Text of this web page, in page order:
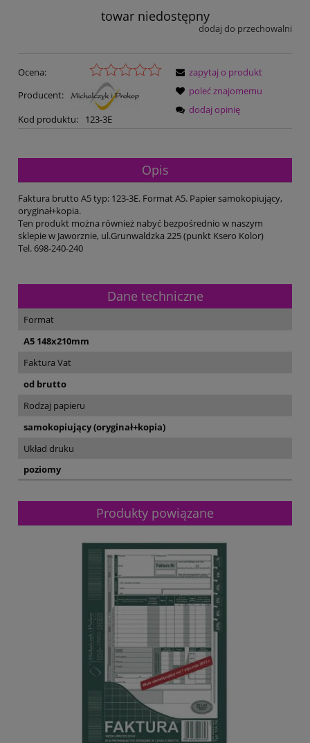
towar niedostępny
dodaj do przechowalni
Ocena:
Producent:
Kod produktu:
123-3E
zapytaj o produkt
poleć znajomemu
dodaj opinię
Opis
Faktura brutto A5 typ: 123-3E. Format A5. Papier samokopiujący,
oryginał+kopia.
Ten produkt można również nabyć bezpośrednio w naszym
sklepie w Jaworznie, ul.Grunwaldzka 225 (punkt Ksero Kolor)
Tel. 698-240-240
Dane techniczne
Format
A5 148x210mm
Faktura Vat
od brutto
Rodzaj papieru
samokopiujący (oryginał+kopia)
Układ druku
poziomy
Produkty powiązane